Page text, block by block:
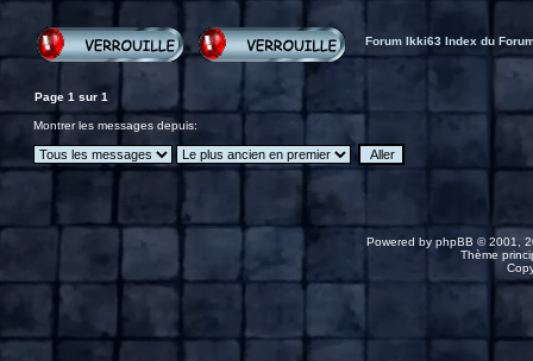
Forum Ikki63 Index du
Page 1 sur 1
Montrer les messages depuis:
Powered by phpBB © 2001,
Thème